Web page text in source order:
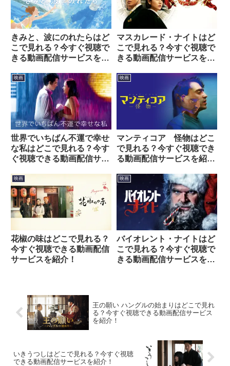
きみと、波にのれたらはど
こで見れる？今すぐ視聴で
きる動画配信サービスを紹
マスカレード・ナイトはど
こで見れる？今すぐ視聴で
きる動画配信サービスを紹
映画
世界でいちばん不運で幸せ
な私はどこで見れる？今す
ぐ視聴できる動画配信サー
映画
マンティコア 怪物はどこ
で見れる？今すぐ視聴でき
る動画配信サービスを紹
映画
花椒の味はどこで見れる？
今すぐ視聴できる動画配信
サービスを紹介！
映画
バイオレント・ナイトはど
こで見れる？今すぐ視聴で
きる動画配信サービスを紹
王の願い ハングルの始まりはどこで見れ
る？今すぐ視聴できる動画配信サービス
を紹介！
いきうつしはどこで見れる？今すぐ視聴
できる動画配信サービスを紹介！